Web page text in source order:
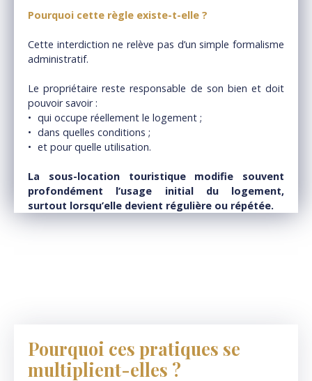
Pourquoi cette règle existe-t-elle ?
Cette interdiction ne relève pas d’un simple formalisme
administratif.
Le propriétaire reste responsable de son bien et doit
pouvoir savoir :
qui occupe réellement le logement ;
dans quelles conditions ;
et pour quelle utilisation.
La sous-location touristique modifie souvent
profondément l’usage initial du logement,
surtout lorsqu’elle devient régulière ou répétée.
Pourquoi ces pratiques se
multiplient-elles ?